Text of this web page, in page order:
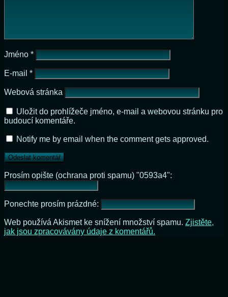
Jméno *
E-mail *
Webová stránka
Uložit do prohlížeče jméno, e-mail a webovou stránku pro
budoucí komentáře.
Notify me by email when the comment gets approved.
Prosím opište (ochrana proti spamu) "0593a4":
Ponechte prosím prázdné:
Web používá Akismet ke snížení množství spamu. Zjistěte,
jak jsou zpracovávány údaje z komentářů.